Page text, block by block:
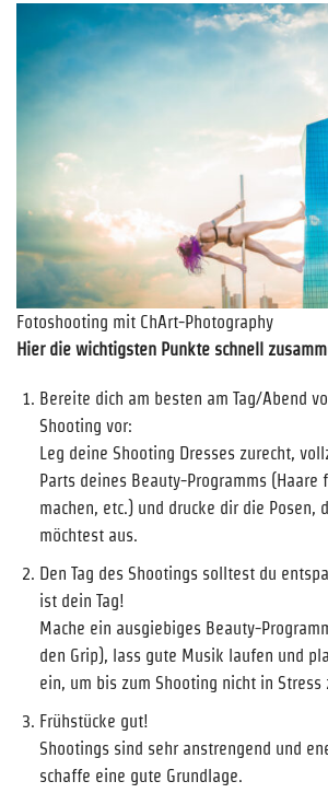
Fotoshooting mit ChArt-Photography
Hier die wichtigsten Punkte schnell
Bereite dich am besten am Tag/Abend
Shooting vor:
Leg deine Shooting Dresses zurecht,
Parts deines Beauty-Programms (Haare
machen, etc.) und drucke dir die Posen,
möchtest aus.
Den Tag des Shootings solltest du
ist dein Tag!
Mache ein ausgiebiges Beauty-
den Grip), lass gute Musik laufen und
ein, um bis zum Shooting nicht in Stress
Frühstücke gut!
Shootings sind sehr anstrengend und
schaffe eine gute Grundlage.